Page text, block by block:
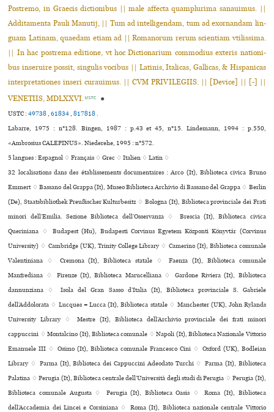
Postremo, in Graecis dic­tio­ni­bus || male affecta quam­plu­rima sanaui­mus. ||
Additamenta Pauli Manutij, || Tum ad intel­li­gen­dam, tum ad exor­nan­dam lin­
guam Latinam, quae­dam etiam ad || Romanorum rerum scien­tiam vti­lis­sima.
|| In hac pos­trema edi­tione, vt hoc Dictionarium com­mo­dius exte­ris natio­ni­
bus inse­ruire possit, sin­gu­lis voci­bus || Latinis, Italicas, Gallicas, & Hispanicas
inter­pre­ta­tio­nes inseri curaui­mus. || CVM PRIVILEGIIS. || [Device] || [-] ||
VENETIIS, MDLXXVI. USTC ●
USTC :49738,61834,817818.
Labarre, 1975 : n°128. Bingen, 1987 : p.43 et 45, n°15. Lindemann, 1994 : p.550,
«Ambrosius CALEPINUS». Niederehe, 1995 : n°572.
5 langues :Espagnol ♢Français ♢Grec ♢Italien ♢Latin ♢
32 localisations dans des établissements documentaires : Arco (It), Biblioteca civica Bruno
Emmert ♢ Bassano del Grappa (It), Museo Biblioteca Archivio di Bassano del Grappa ♢ Berlin
(De), Staatsbibliothek Preußischer Kulturbesitz ♢ Bologna (It), Biblioteca pro­vin­ciale dei Frati
minori dell’Emilia. Sezione Biblioteca dell’Osservanza ♢ Brescia (It), Biblioteca civica
Queriniana ♢ Budapest (Hu), Budapesti Corvinus Egyetem Központi Könyvtár (Corvinus
University) ♢ Cambridge (UK), Trinity College Library ♢ Camerino (It), Biblioteca comu­nale
Valentiniana ♢ Cremona (It), Biblioteca sta­tale ♢ Faenza (It), Biblioteca comu­nale
Manfrediana ♢ Firenze (It), Biblioteca Marucelliana ♢ Gardone Riviera (It), Biblioteca
dannunziana ♢ Isola del Gran Sasso d’Italia (It), Biblioteca provinciale S. Gabriele
dell’Addolorata ♢ Lucques = Lucca (It), Biblioteca statale ♢ Manchester (UK), John Rylands
University Library ♢ Mestre (It), Biblioteca dell’Archivio provinciale dei frati minori
cappuccini ♢ Montalcino (It), Biblioteca comunale ♢ Napoli (It), Biblioteca Nazionale Vittorio
Emanuele III ♢ Osimo (It), Biblioteca comunale Francesco Cini ♢ Oxford (UK), Bodleian
Library ♢ Parma (It), Biblioteca dei Cappuccini Adeodato Turchi ♢ Parma (It), Biblioteca
Palatina ♢ Perugia (It), Biblioteca centrale dell’Università degli studi di Perugia ♢ Perugia (It),
Biblioteca comu­nale Augusta ♢ Perugia (It), Biblioteca Oasis ♢ Roma (It), Biblioteca
dell’Accademia dei Lincei e Corsiniana ♢ Roma (It), Biblioteca nazio­nale cen­trale Vittorio